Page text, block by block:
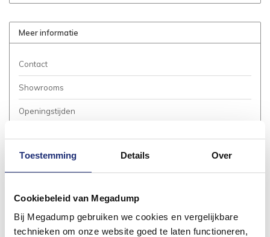
Toestemming Details Over
Cookiebeleid van Megadump
Bij Megadump gebruiken we cookies en vergelijkbare
technieken om onze website goed te laten functioneren,
Meer informatie
Contact
Showrooms
Openingstijden
Betalen
Annuleren / Retourneren
Garantie / Klachten